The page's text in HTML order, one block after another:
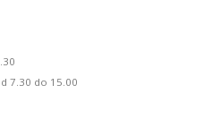
7.30 do 15.00